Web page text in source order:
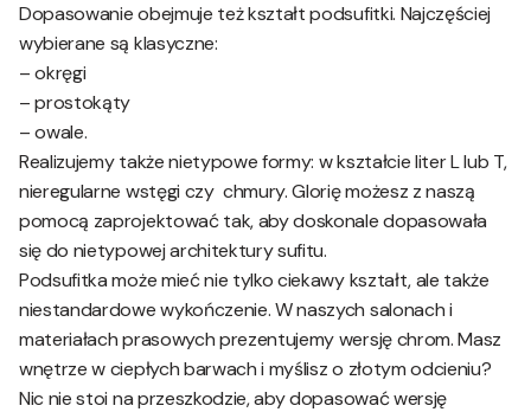
Dopasowanie obejmuje też kształt podsufitki. Najczęściej
wybierane są klasyczne:
– okręgi
– prostokąty
– owale.
Realizujemy także nietypowe formy: w kształcie liter L lub T,
nieregularne wstęgi czy chmury. Glorię możesz z naszą
pomocą zaprojektować tak, aby doskonale dopasowała
się do nietypowej architektury sufitu.
Podsufitka może mieć nie tylko ciekawy kształt, ale także
niestandardowe wykończenie. W naszych salonach i
materiałach prasowych prezentujemy wersję chrom. Masz
wnętrze w ciepłych barwach i myślisz o złotym odcieniu?
Nic nie stoi na przeszkodzie, aby dopasować wersję